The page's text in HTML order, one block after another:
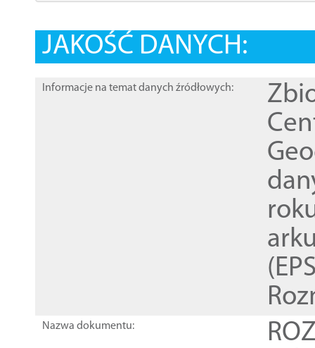
JAKOŚĆ DANYCH:
Informacje na temat danych źródłowych:
Nazwa dokumentu: